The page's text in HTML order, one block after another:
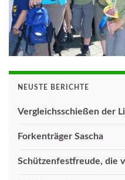
NEUSTE BERICHTE
Vergleichsschießen der
Forkenträger Sascha
Schützenfestfreude, die